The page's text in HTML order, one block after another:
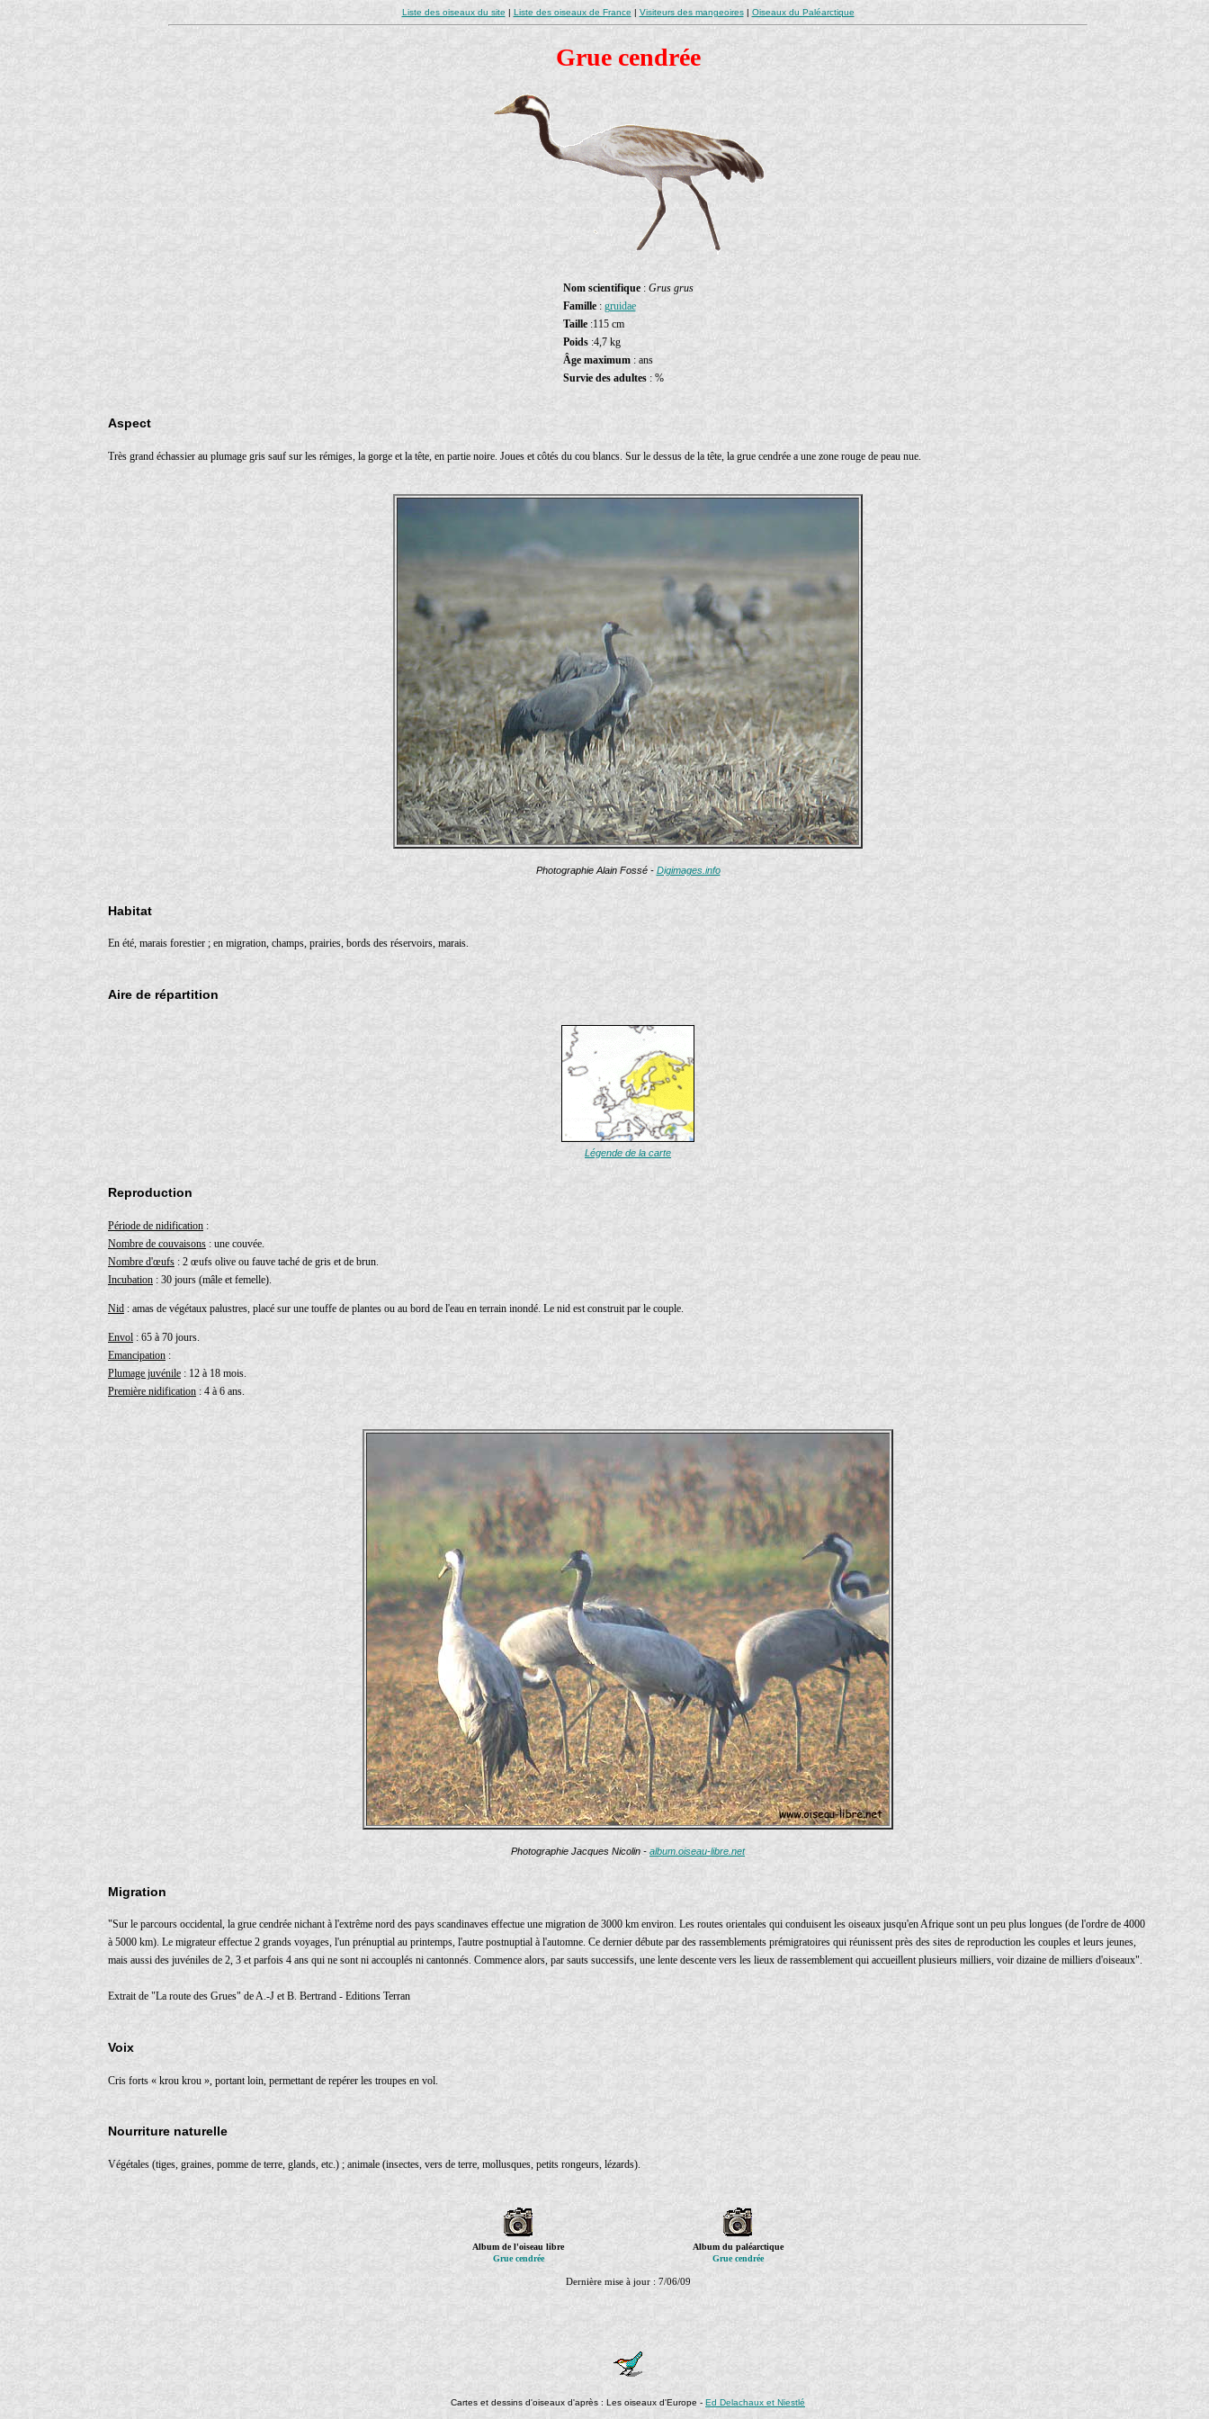
Liste des oiseaux du site | Liste des oiseaux de France | Visiteurs des mangeoires| Oiseaux du Paléarctique
Grue cendrée
Nom scientifique: Grus grus
Famille: gruidae
Taille:115 cm
Poids:4,7 kg
Âge maximum : ans
Survie des adultes: %
Aspect
Très grand échassier au plumage gris sauf sur les rémiges, la gorge et la tête, en partie noire. Joues et côtés du cou blancs. Sur le dessus de la tête, la grue cendrée a une zone rouge de peau nue.
Photographie Alain Fossé - Digimages.info
Habitat
En été, marais forestier ; en migration, champs, prairies, bords des réservoirs, marais.
Aire de répartition
Légende de la carte
Reproduction
Période de nidification :
Nombre de couvaisons : une couvée.
Nombre d'œufs : 2 œufs olive ou fauve taché de gris et de brun.
Incubation : 30 jours (mâle et femelle).
Nid : amas de végétaux palustres, placé sur une touffe de plantes ou au bord de l'eau en terrain inondé. Le nid est construit par le couple.
Envol : 65 à 70 jours.
Emancipation :
Plumage juvénile : 12 à 18 mois.
Première nidification : 4 à 6 ans.
Photographie Jacques Nicolin - album.oiseau-libre.net
Migration
"Sur le parcours occidental, la grue cendrée nichant à l'extrême nord des pays scandinaves effectue une migration de 3000 km environ. Les routes orientales qui conduisent les oiseaux jusqu'en Afrique sont un peu plus longues (de l'ordre de 4000
à 5000 km). Le migrateur effectue 2 grands voyages, l'un prénuptial au printemps, l'autre postnuptial à l'automne. Ce dernier débute par des rassemblements prémigratoires qui réunissent près des sites de reproduction les couples et leurs jeunes,
mais aussi des juvéniles de 2, 3 et parfois 4 ans qui ne sont ni accouplés ni cantonnés. Commence alors, par sauts successifs, une lente descente vers les lieux de rassemblement qui accueillent plusieurs milliers, voir dizaine de milliers d'oiseaux".
Extrait de "La route des Grues" de A.-J et B. Bertrand - Editions Terran
Voix
Cris forts « krou krou », portant loin, permettant de repérer les troupes en vol.
Nourriture naturelle
Végétales (tiges, graines, pomme de terre, glands, etc.) ; animale (insectes, vers de terre, mollusques, petits rongeurs, lézards).
Album de l'oiseau libre
Album du paléarctique
Grue cendrée
Grue cendrée
Dernière mise à jour : 7/06/09
Cartes et dessins d'oiseaux d'après : Les oiseaux d'Europe - Ed Delachaux et Niestlé